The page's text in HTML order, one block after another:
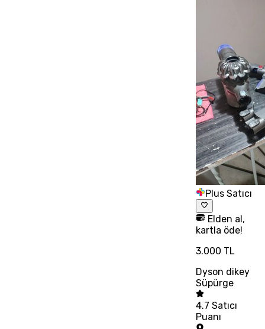
Plus Satıcı
Elden al,
kartla öde!
3.000 TL
Dyson dikey
Süpürge
4.7 Satıcı
Puanı